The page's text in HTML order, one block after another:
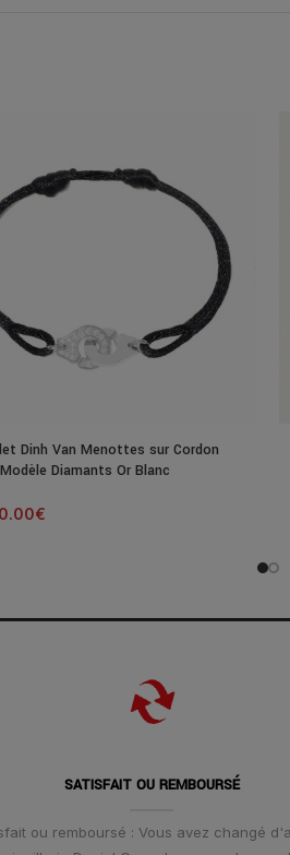
Dinh Van Menottes sur Cordon
Diamants Or Blanc
€
SATISFAIT OU REMBOURSÉ
ou remboursé : Vous avez changé